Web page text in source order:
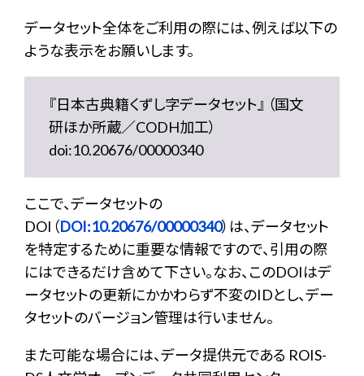
データセット全体をご利用の際には、例えば以下の
ような表示をお願いします。
『日本古典籍くずし字データセット』 （国文
研ほか所蔵／CODH加工）
doi:10.20676/00000340
ここで、データセットの
DOI（DOI:10.20676/00000340）は、データセット
を特定するために重要な情報ですので、引用の際
にはできるだけ含めて下さい。なお、このDOIはデ
ータセットの更新にかかわらず不変のIDとし、デー
タセットのバージョン管理は行いません。
また可能な場合には、データ提供元である ROIS-